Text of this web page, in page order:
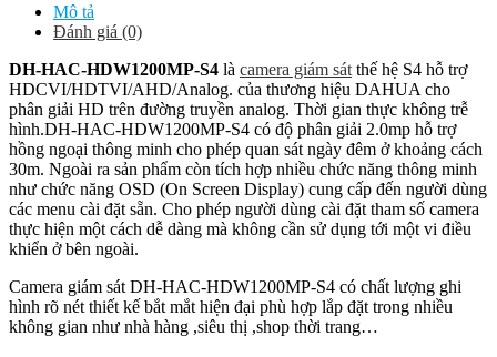
Mô tả
Đánh giá (0)
DH-HAC-HDW1200MP-S4 là camera giám sát thế hệ S4 hỗ trợ
HDCVI/HDTVI/AHD/Analog. của thương hiệu DAHUA cho
phân giải HD trên đường truyền analog. Thời gian thực không trễ
hình.DH-HAC-HDW1200MP-S4 có độ phân giải 2.0mp hỗ trợ
hồng ngoại thông minh cho phép quan sát ngày đêm ở khoảng cách
30m. Ngoài ra sản phẩm còn tích hợp nhiều chức năng thông minh
như chức năng OSD (On Screen Display) cung cấp đến người dùng
các menu cài đặt sẵn. Cho phép người dùng cài đặt tham số camera
thực hiện một cách dễ dàng mà không cần sử dụng tới một vi điều
khiển ở bên ngoài.
Camera giám sát DH-HAC-HDW1200MP-S4 có chất lượng ghi
hình rõ nét thiết kế bắt mắt hiện đại phù hợp lắp đặt trong nhiều
không gian như nhà hàng ,siêu thị ,shop thời trang…